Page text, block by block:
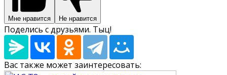
Мне нравится Не нравится
Поделись с друзьями. Тыц!
Вас также может заинтересовать: